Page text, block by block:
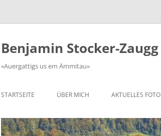
Zum
springen
Benjamin Stocker-Zaugg
«Auergattigs us em Ämmitau»
STARTSEITE ÜBER MICH AKTUELLES FOTO